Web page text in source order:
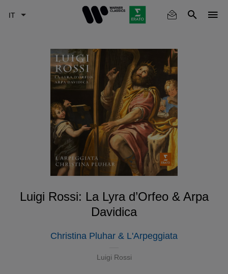
Luigi Rossi: La Lyra d’Orfeo & Arpa
Davidica
Christina Pluhar & L'Arpeggiata
Luigi Rossi